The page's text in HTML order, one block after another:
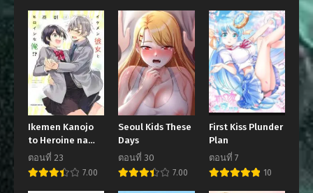
Ikemen Kanojo
to Heroine na
Ore!?
ตอนที่ 23
7.00
Seoul Kids These
Days
ตอนที่ 30
7.00
First Kiss Plunder
Plan
ตอนที่ 7
10